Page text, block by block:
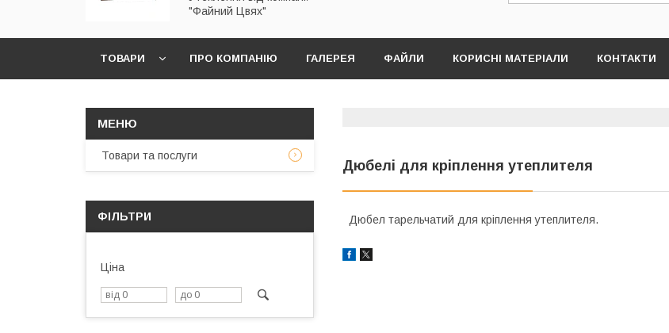
"Файний Цвях"
ТОВАРИ ПРО КОМПАНІЮ ГАЛЕРЕЯ ФАЙЛИ КОРИСНІ МАТЕРІАЛИ КОНТАКТИ
Дюбелі для кріплення утеплителя
Дюбел тарельчатий для кріплення утеплителя.
Товари та послуги
ФІЛЬТРИ
Ціна